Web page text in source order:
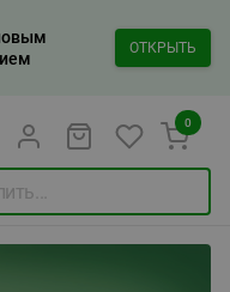
ОТКРЫТЬ
0